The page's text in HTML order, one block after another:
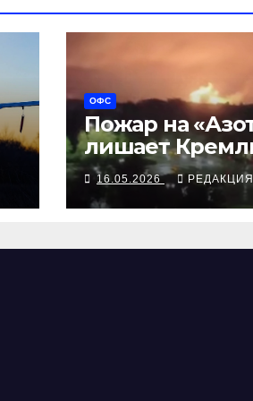
ОФС
Пожар на
лишает
гексогена
16.05.2026 РЕДАКЦИЯ